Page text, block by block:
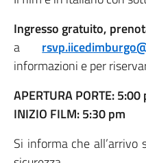
Ingresso gratuito,
a
informazioni e per
APERTURA PORTE: 5:00
INIZIO FILM: 5:30 pm
Si informa che